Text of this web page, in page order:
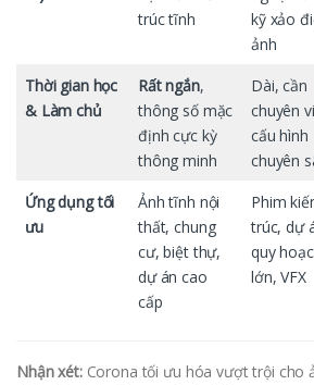
trúc tĩnh
kỹ xảo
ảnh
Thời gian học
& Làm chủ
Rất ngắn,
thông số mặc
định cực kỳ
thông minh
Dài, cần
chuyên
cấu hình
chuyên
Ứng dụng tối
ưu
Ảnh tĩnh nội
thất, chung
cư, biệt thự,
dự án cao
cấp
Phim
trúc, dự
quy
lớn, VFX
Nhận xét:Corona tối ưu hóa vượt trội cho